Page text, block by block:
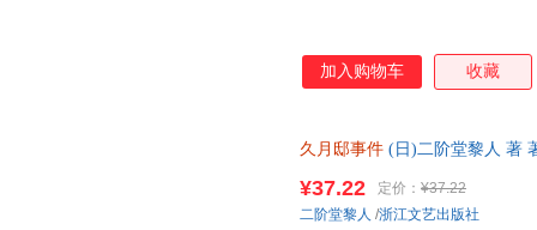
加入购物车 收藏
久月邸事件 (日)二阶堂黎人 著
¥37.22 定价： ¥37.22
二阶堂黎人 /浙江文艺出版社